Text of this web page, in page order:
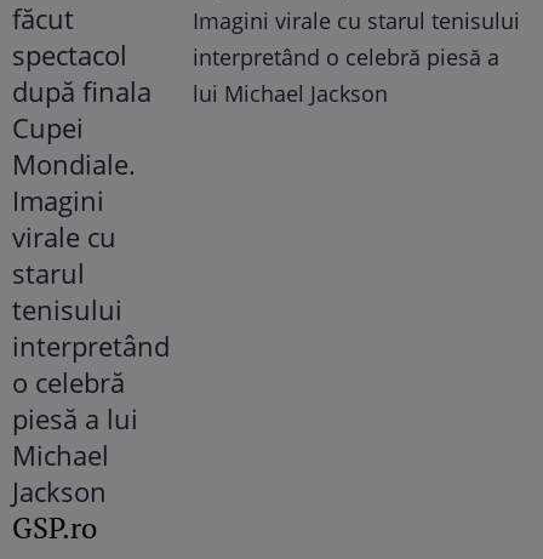
Imagini virale cu starul tenisului
interpretând o celebră piesă a
lui Michael Jackson
GSP.ro